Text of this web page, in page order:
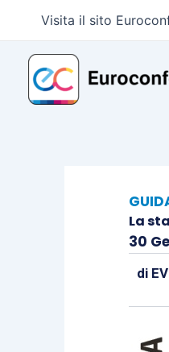
contenuto
Visita il sito
La
30
di